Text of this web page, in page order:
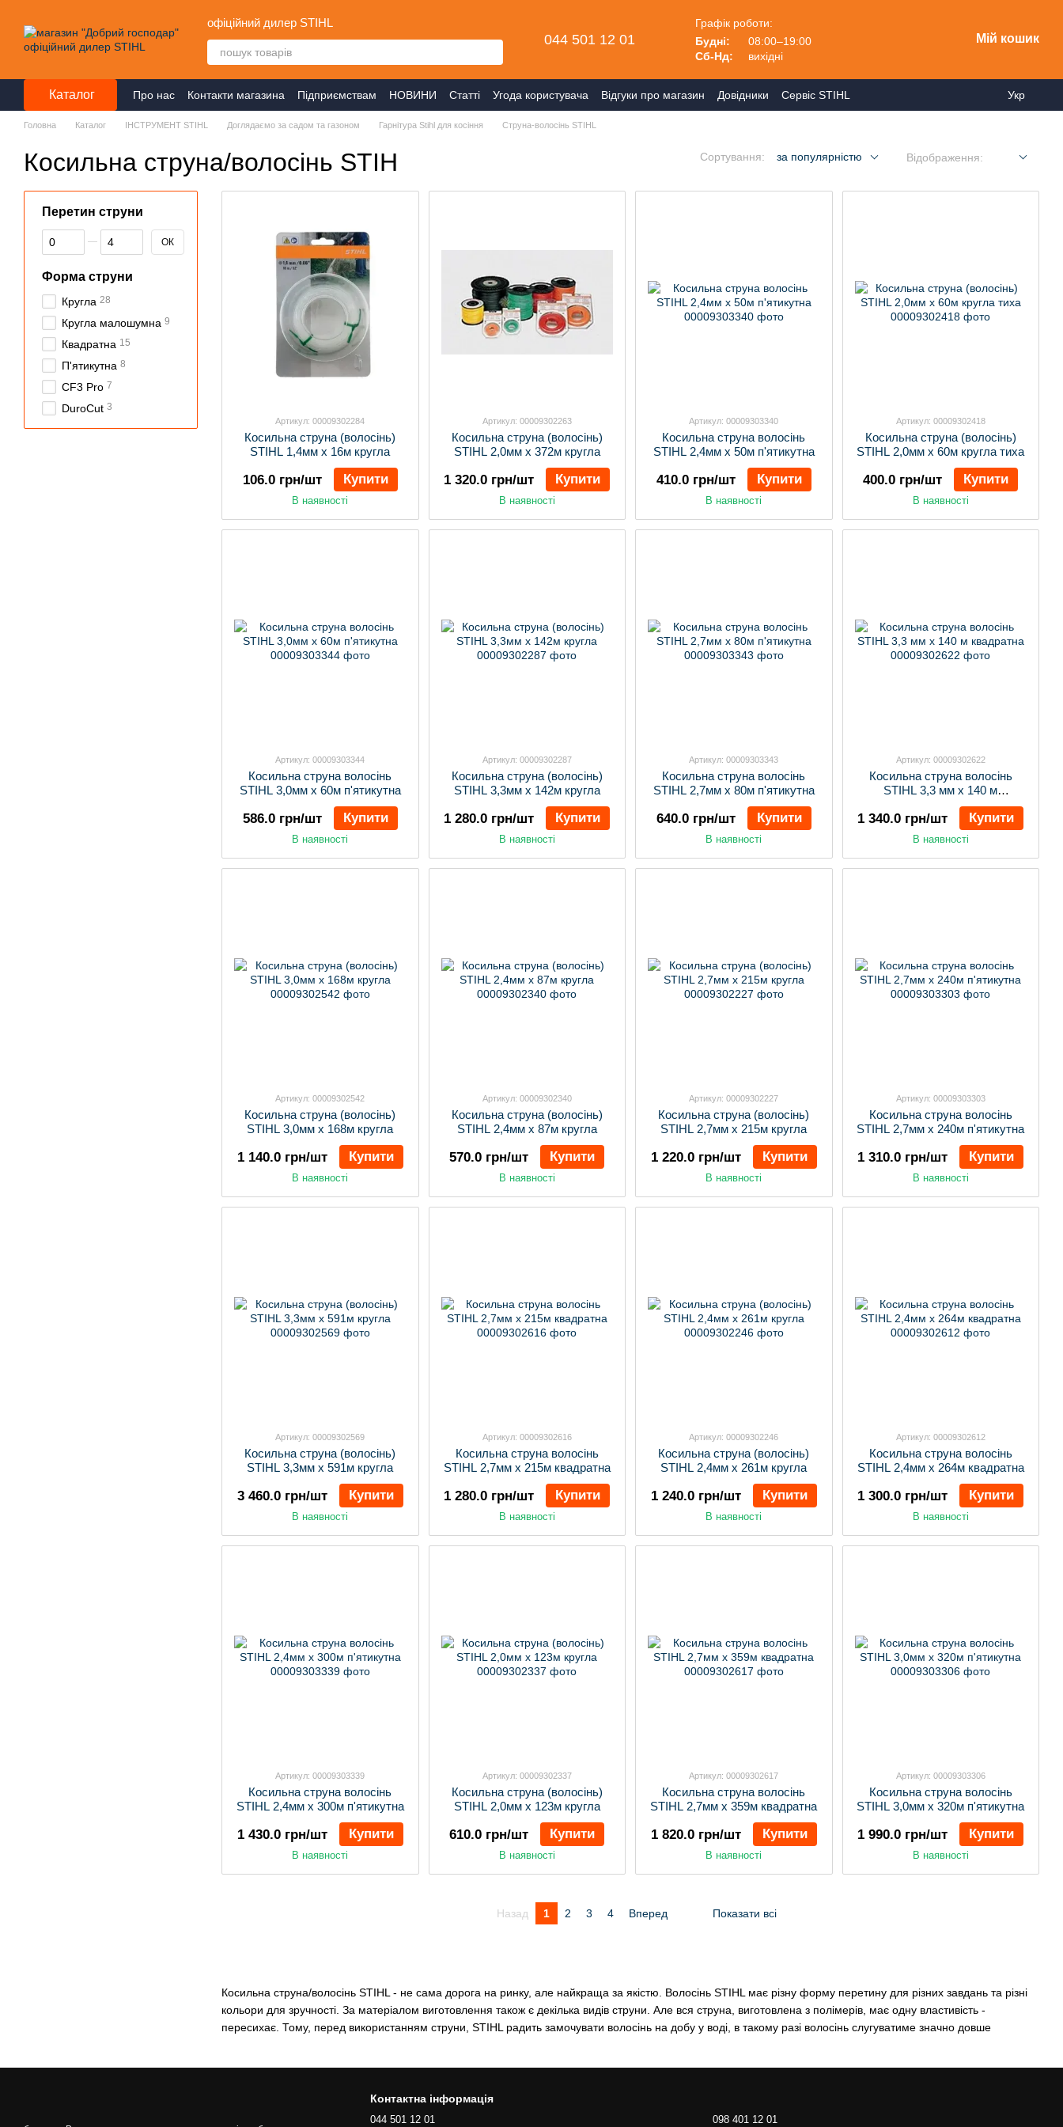
офіційний дилер STIHL
044 501 12 01
Графік роботи:
Будні:
08:00–19:00
Сб-Нд:
вихідні
Мій кошик
Каталог Про нас Контакти магазина Підприємствам НОВИНИ Статті Угода користувача Відгуки про магазин Довідники Сервіс STIHL Укр
Головна Каталог ІНСТРУМЕНТ STIHL Доглядаємо за садом та газоном Гарнітура Stihl для косіння Струна-волосінь STIHL
Косильна струна/волосінь STIH Сортування: за популярністю Відображення:
Косильна струна/волосінь STIHL - не сама дорога на ринку, але найкраща за якістю. Волосінь STIHL має різну форму перетину для різних завдань та різні
кольори для зручності. За матеріалом виготовлення також є декілька видів струни. Але вся струна, виготовлена з полімерів, має одну властивість -
пересихає. Тому, перед використанням струни, STIHL радить замочувати волосінь на добу у воді, в такому разі волосінь слугуватиме значно довше
Артикул: 00009302284
Косильна струна (волосінь)
STIHL 1,4мм х 16м кругла
106.0 грн/шт Купити
В наявності
Артикул: 00009302263
Косильна струна (волосінь)
STIHL 2,0мм х 372м кругла
1 320.0 грн/шт Купити
В наявності
Артикул: 00009303340
Косильна струна волосінь
STIHL 2,4мм х 50м п'ятикутна
410.0 грн/шт Купити
В наявності
Артикул: 00009302418
Косильна струна (волосінь)
STIHL 2,0мм х 60м кругла тиха
400.0 грн/шт Купити
В наявності
Артикул: 00009303344
Косильна струна волосінь
STIHL 3,0мм х 60м п'ятикутна
586.0 грн/шт Купити
В наявності
Артикул: 00009302287
Косильна струна (волосінь)
STIHL 3,3мм х 142м кругла
1 280.0 грн/шт Купити
В наявності
Артикул: 00009303343
Косильна струна волосінь
STIHL 2,7мм х 80м п'ятикутна
640.0 грн/шт Купити
В наявності
Артикул: 00009302622
Косильна струна волосінь
STIHL 3,3 мм х 140 м
квадратна
1 340.0 грн/шт Купити
В наявності
Артикул: 00009302542
Косильна струна (волосінь)
STIHL 3,0мм х 168м кругла
1 140.0 грн/шт Купити
В наявності
Артикул: 00009302340
Косильна струна (волосінь)
STIHL 2,4мм х 87м кругла
570.0 грн/шт Купити
В наявності
Артикул: 00009302227
Косильна струна (волосінь)
STIHL 2,7мм х 215м кругла
1 220.0 грн/шт Купити
В наявності
Артикул: 00009303303
Косильна струна волосінь
STIHL 2,7мм х 240м п'ятикутна
1 310.0 грн/шт Купити
В наявності
Артикул: 00009302569
Косильна струна (волосінь)
STIHL 3,3мм х 591м кругла
3 460.0 грн/шт Купити
В наявності
Артикул: 00009302616
Косильна струна волосінь
STIHL 2,7мм х 215м квадратна
1 280.0 грн/шт Купити
В наявності
Артикул: 00009302246
Косильна струна (волосінь)
STIHL 2,4мм х 261м кругла
1 240.0 грн/шт Купити
В наявності
Артикул: 00009302612
Косильна струна волосінь
STIHL 2,4мм х 264м квадратна
1 300.0 грн/шт Купити
В наявності
Артикул: 00009303339
Косильна струна волосінь
STIHL 2,4мм х 300м п'ятикутна
1 430.0 грн/шт Купити
В наявності
Артикул: 00009302337
Косильна струна (волосінь)
STIHL 2,0мм х 123м кругла
610.0 грн/шт Купити
В наявності
Артикул: 00009302617
Косильна струна волосінь
STIHL 2,7мм х 359м квадратна
1 820.0 грн/шт Купити
В наявності
Артикул: 00009303306
Косильна струна волосінь
STIHL 3,0мм х 320м п'ятикутна
1 990.0 грн/шт Купити
В наявності
Назад 1 2 3 4 Вперед Показати всі
Перетин струни
Від Перетин струни
До Перетин струни ОК
Форма струни
Кругла 28
Кругла малошумна 9
Квадратна 15
П'ятикутна 8
CF3 Pro 7
DuroCut 3
Контактна інформація
044 501 12 01 098 401 12 01